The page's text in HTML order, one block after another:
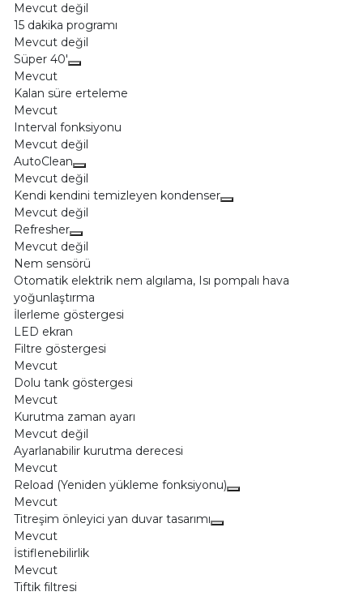
Mevcut değil
15 dakika programı
Mevcut değil
Süper 40'
Mevcut
Kalan süre erteleme
Mevcut
Interval fonksiyonu
Mevcut değil
AutoClean
Mevcut değil
Kendi kendini temizleyen kondenser
Mevcut değil
Refresher
Mevcut değil
Nem sensörü
Otomatik elektrik nem algılama, Isı pompalı hava
yoğunlaştırma
İlerleme göstergesi
LED ekran
Filtre göstergesi
Mevcut
Dolu tank göstergesi
Mevcut
Kurutma zaman ayarı
Mevcut değil
Ayarlanabilir kurutma derecesi
Mevcut
Reload (Yeniden yükleme fonksiyonu)
Mevcut
Titreşim önleyici yan duvar tasarımı
Mevcut
İstiflenebilirlik
Mevcut
Tiftik filtresi